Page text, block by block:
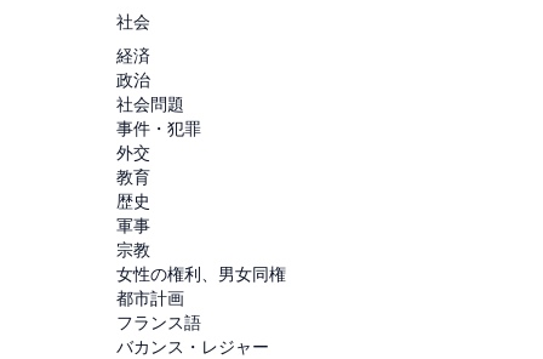
社会
経済
政治
社会問題
事件・犯罪
外交
教育
歴史
軍事
宗教
女性の権利、男女同権
都市計画
フランス語
バカンス・レジャー